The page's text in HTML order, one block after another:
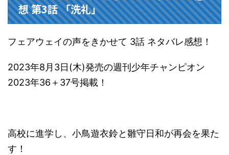
想 第3話 「洗礼」
フェアウェイの声をきかせて 3話 ネタバレ感想！
2023年8月3日(木)発売の週刊少年チャンピオン
2023年36＋37号掲載！
高校に進学し、小鳥遊衣鈴と雛守日和が再会を果た
す！